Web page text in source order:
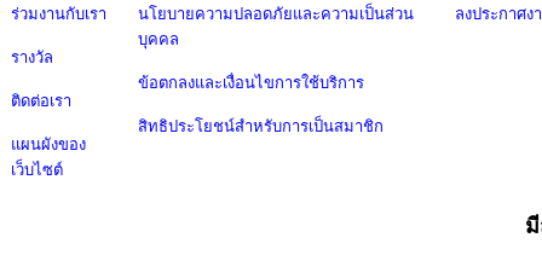
ร่วมงานกับเรา
รางวัล
ติดต่อเรา
แผนผังของ
เว็บไซต์
นโยบายความปลอดภัยและความเป็นส่วน
บุคคล
ข้อตกลงและเงื่อนไขการใช้บริการ
สิทธิประโยชน์สำหรับการเป็นสมาชิก
ลงประกาศง